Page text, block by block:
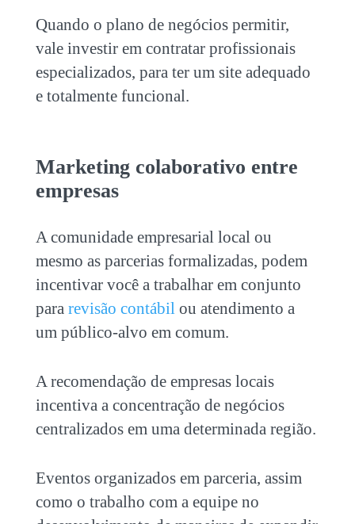
Quando o plano de negócios permitir,
vale investir em contratar profissionais
especializados, para ter um site adequado
e totalmente funcional.
Marketing colaborativo entre
empresas
A comunidade empresarial local ou
mesmo as parcerias formalizadas, podem
incentivar você a trabalhar em conjunto
para revisão contábilou atendimento a
um público-alvo em comum.
A recomendação de empresas locais
incentiva a concentração de negócios
centralizados em uma determinada região.
Eventos organizados em parceria, assim
como o trabalho com a equipe no